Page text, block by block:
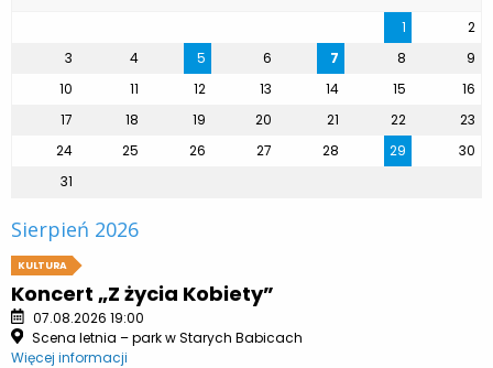
1
2
3
4 5 6 7 8
9
10
11 12 13 14 15
16
17
18 19 20 21 22
23
24
25 26 27 28 29
30
31
Sierpień 2026
KULTURA
Koncert „Z życia Kobiety”
07.08.2026 19:00
Scena letnia – park w Starych Babicach
Więcej informacji